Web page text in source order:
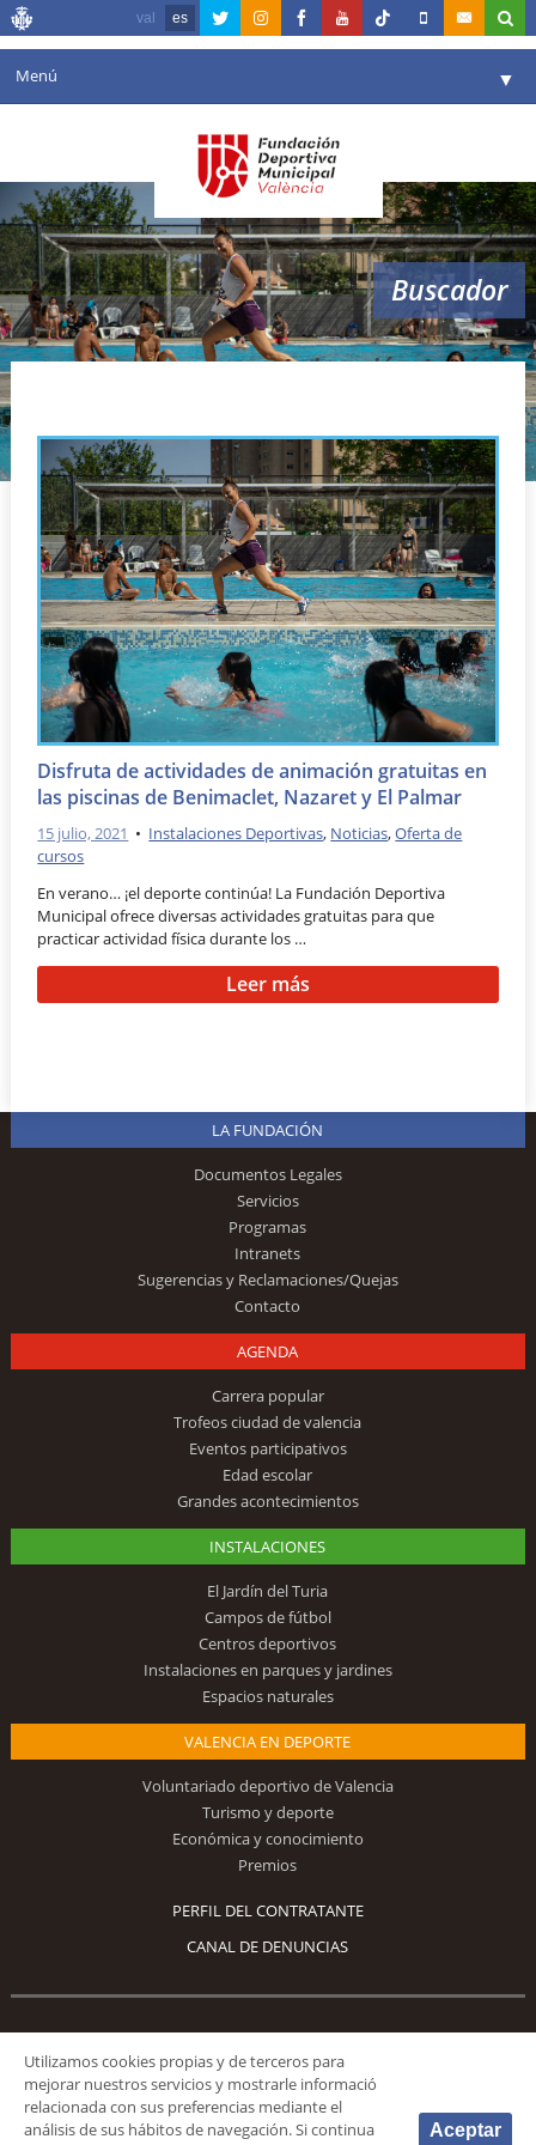
val es
Menú ▼
Agenda
Instalaciones ▼
Comunicación ▼
Valencia en deporte ▼
Reservas
Buscador
Animación Acuática
Disfruta de actividades de animación gratuitas en
las piscinas de Benimaclet, Nazaret y El Palmar
15 julio, 2021 • Instalaciones Deportivas, Noticias,Oferta de
cursos
En verano… ¡el deporte continúa! La Fundación Deportiva
Municipal ofrece diversas actividades gratuitas para que
practicar actividad física durante los …
Leer más
LA FUNDACIÓN
Documentos Legales
Servicios
Programas
Intranets
Sugerencias y Reclamaciones/Quejas
Contacto
AGENDA
Carrera popular
Trofeos ciudad de valencia
Eventos participativos
Edad escolar
Grandes acontecimientos
INSTALACIONES
El Jardín del Turia
Campos de fútbol
Centros deportivos
Instalaciones en parques y jardines
Espacios naturales
VALENCIA EN DEPORTE
Voluntariado deportivo de Valencia
Turismo y deporte
Económica y conocimiento
Premios
PERFIL DEL CONTRATANTE
CANAL DE DENUNCIAS
Síguenos
Utilizamos cookies propias y de terceros para
mejorar nuestros servicios y mostrarle informació
relacionada con sus preferencias mediante el
análisis de sus hábitos de navegación. Si continua
Aceptar